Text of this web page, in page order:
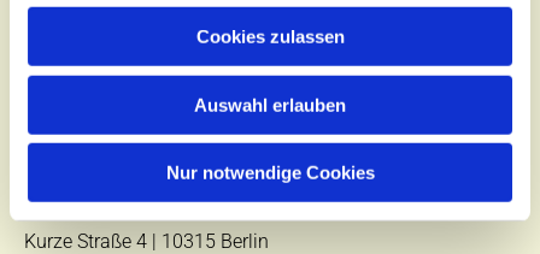
Cookies zulassen
Auswahl erlauben
Nur notwendige Cookies
Tel.:(030) 643 849 70
Besuchen Sie uns:
Di 10 - 12 Uhr |Mi 9.30 - 12 Uhr |Fr 14 - 18 Uhr
Kurze Straße 4 | 10315 Berlin